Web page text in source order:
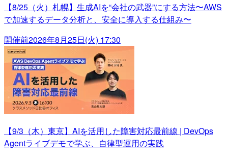
【8/25（火）札幌】生成AIを“会社の武器”にする方法〜AWS
で加速するデータ分析と、安全に導入する仕組み〜
開催前2026年8月25日(火) 17:30
【9/3（木）東京】AIを活用した障害対応最前線 | DevOps
Agentライブデモで学ぶ、自律型運用の実践